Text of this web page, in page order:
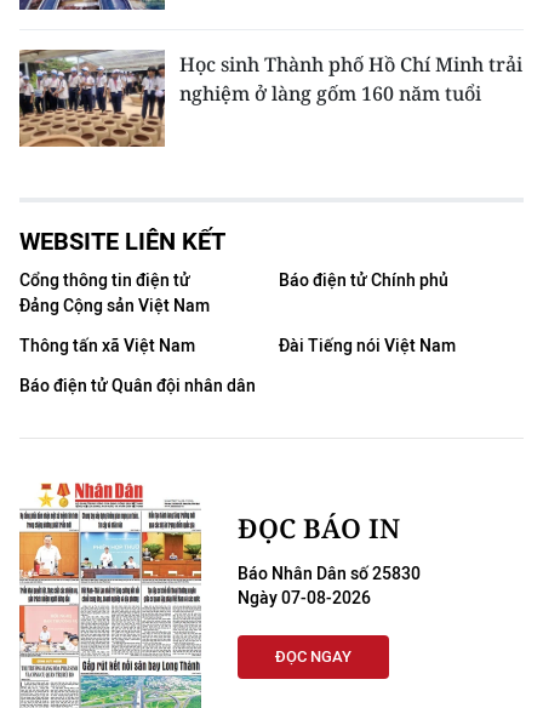
Học sinh Thành phố Hồ Chí Minh trải
nghiệm ở làng gốm 160 năm tuổi
WEBSITE LIÊN KẾT
Cổng thông tin điện tử
Đảng Cộng sản Việt Nam
Báo điện tử Chính phủ
Thông tấn xã Việt Nam
Đài Tiếng nói Việt Nam
Báo điện tử Quân đội nhân dân
ĐỌC BÁO IN
Báo Nhân Dân số 25830
Ngày 07-08-2026
ĐỌC NGAY